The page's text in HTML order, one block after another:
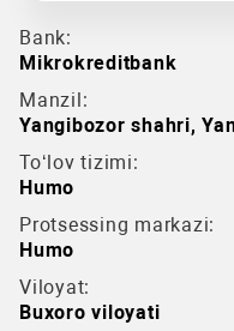
Bank:
Mikrokreditbank
Manzil:
Yangibozor shahri,
To‘lov tizimi:
Humo
Protsessing markazi:
Humo
Viloyat:
Buxoro viloyati